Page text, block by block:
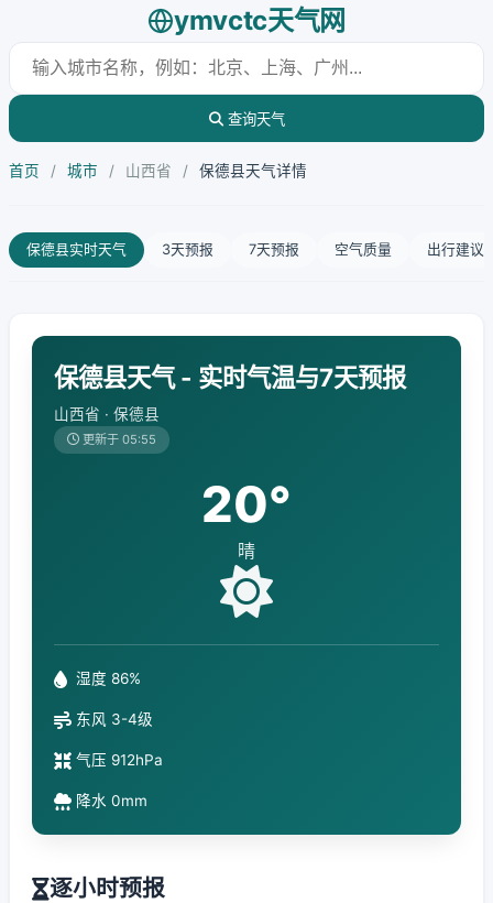
ymvctc天气网
查询天气
首页 / 城市 / 山西省 / 保德县天气详情
保德县实时天气 3天预报 7天预报 空气质量 出行建议
保德县天气 - 实时气温与7天预报
山西省 · 保德县
更新于 05:55
20°
晴
湿度 86%
东风 3-4级
气压 912hPa
降水 0mm
逐小时预报